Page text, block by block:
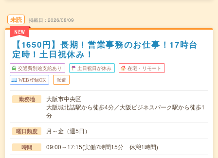
未読
NEW
掲載日 2026/08/09
【1650円】長期！営業事務のお仕事！17時台
定時！土日祝休み！
交通費別途支給あり 土日祝日が休み 在宅・リモート
WEB登録OK 派遣
勤務地
大阪市中央区
大阪城北詰駅から徒歩4分／大阪ビジネスパーク駅から徒歩1
分
曜日頻度 月～金（週5日）
時間 09:00～17:15(実働7時間15分 休憩1時間)